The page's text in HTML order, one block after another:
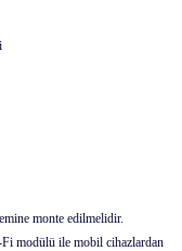
monte edilmelidir.
Fi modülü ile mobil cihazlardan